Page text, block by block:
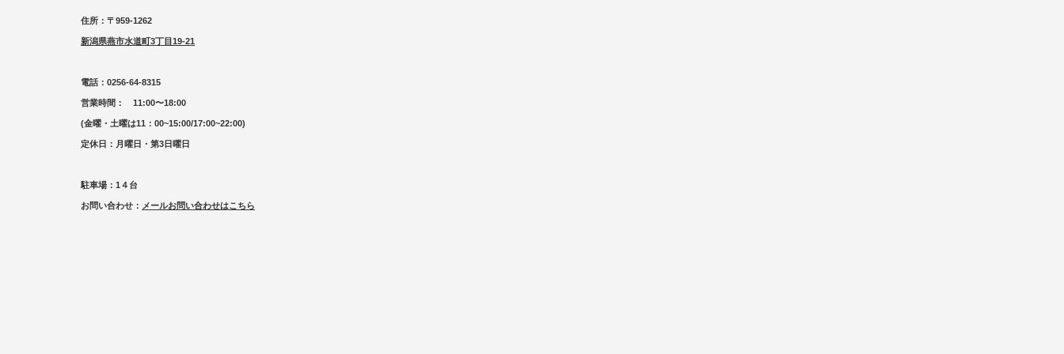
住所：〒959-1262
新潟県燕市水道町3丁目19-21
電話：0256-64-8315
営業時間： 11:00〜18:00
(金曜・土曜は11：00~15:00/17:00~22:00)
定休日：月曜日・第3日曜日
駐車場：1４台
お問い合わせ： メールお問い合わせはこちら